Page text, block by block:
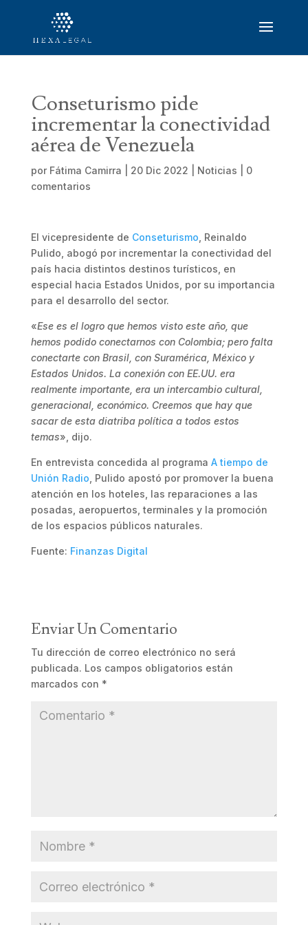
Conseturismo pide
incrementar la conectividad
aérea de Venezuela
por Fátima Camirra 20 Dic 2022 Noticias
0
comentarios
El vicepresidente de Conseturismo , Reinaldo
Pulido, abogó por incrementar la conectividad del
país hacia distintos destinos turísticos, en
especial hacia Estados Unidos, por su importancia
para el desarrollo del sector.
«Ese es el logro que hemos visto este año, que
hemos podido conectarnos con Colombia; pero falta
conectarte con Brasil, con Suramérica, México y
Estados Unidos. La conexión con EE.UU. era
realmente importante, era un intercambio cultural,
generacional, económico. Creemos que hay que
sacar de esta diatriba política a todos estos
temas», dijo.
En entrevista concedida al programa A tiempo de
Unión Radio , Pulido apostó por promover la buena
atención en los hoteles, las reparaciones a las
posadas, aeropuertos, terminales y la promoción
de los espacios públicos naturales.
Fuente: Finanzas Digital
Enviar Un Comentario
Tu dirección de correo electrónico no será
publicada. Los campos obligatorios están
marcados con *